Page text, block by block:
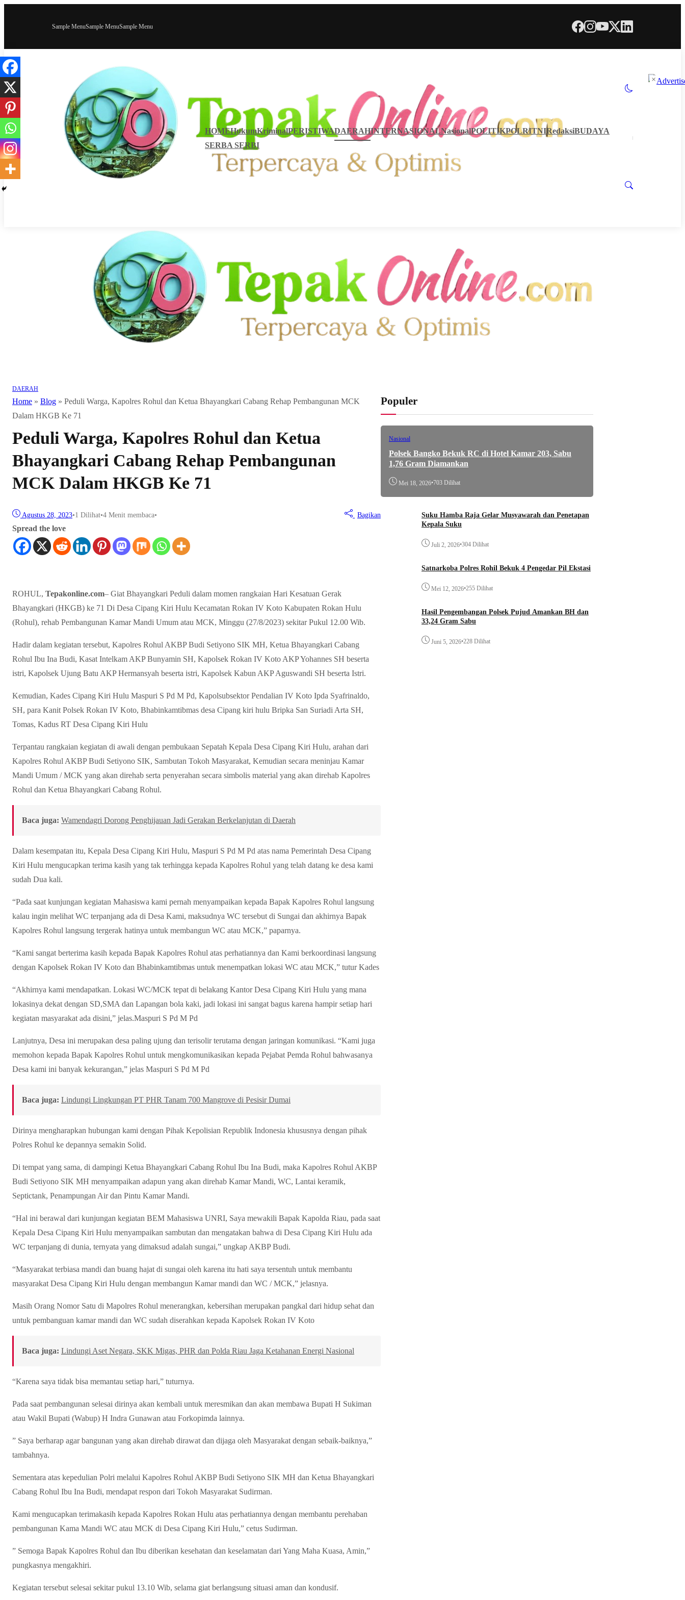
Sample MenuSample MenuSample Menu
HOMEHukumKriminalPERISTIWADAERAHINTERNASIONALNasionalPOLITIKPOLRITNIRedaksiBUDAYA
SERBA SERBI
DAERAH
Home » Blog » Peduli Warga, Kapolres Rohul dan Ketua Bhayangkari Cabang Rehap Pembangunan MCK
Dalam HKGB Ke 71
Peduli Warga, Kapolres Rohul dan Ketua
Bhayangkari Cabang Rehap Pembangunan
MCK Dalam HKGB Ke 71
Agustus 28, 2023•1 Dilihat•4 Menit membaca• Bagikan
Spread the love
ROHUL, Tepakonline.com– Giat Bhayangkari Peduli dalam momen rangkaian Hari Kesatuan Gerak
Bhayangkari (HKGB) ke 71 Di Desa Cipang Kiri Hulu Kecamatan Rokan IV Koto Kabupaten Rokan Hulu
(Rohul), rehab Pembangunan Kamar Mandi Umum atau MCK, Minggu (27/8/2023) sekitar Pukul 12.00 Wib.
Hadir dalam kegiatan tersebut, Kapolres Rohul AKBP Budi Setiyono SIK MH, Ketua Bhayangkari Cabang
Rohul Ibu Ina Budi, Kasat Intelkam AKP Bunyamin SH, Kapolsek Rokan IV Koto AKP Yohannes SH beserta
istri, Kapolsek Ujung Batu AKP Hermansyah beserta istri, Kapolsek Kabun AKP Aguswandi SH beserta Istri.
Kemudian, Kades Cipang Kiri Hulu Maspuri S Pd M Pd, Kapolsubsektor Pendalian IV Koto Ipda Syafrinaldo,
SH, para Kanit Polsek Rokan IV Koto, Bhabinkamtibmas desa Cipang kiri hulu Bripka San Suriadi Arta SH,
Tomas, Kadus RT Desa Cipang Kiri Hulu
Terpantau rangkaian kegiatan di awali dengan pembukaan Sepatah Kepala Desa Cipang Kiri Hulu, arahan dari
Kapolres Rohul AKBP Budi Setiyono SIK, Sambutan Tokoh Masyarakat, Kemudian secara meninjau Kamar
Mandi Umum / MCK yang akan direhab serta penyerahan secara simbolis material yang akan direhab Kapolres
Rohul dan Ketua Bhayangkari Cabang Rohul.
Baca juga: Wamendagri Dorong Penghijauan Jadi Gerakan Berkelanjutan di Daerah
Dalam kesempatan itu, Kepala Desa Cipang Kiri Hulu, Maspuri S Pd M Pd atas nama Pemerintah Desa Cipang
Kiri Hulu mengucapkan terima kasih yang tak terhingga kepada Kapolres Rohul yang telah datang ke desa kami
sudah Dua kali.
“Pada saat kunjungan kegiatan Mahasiswa kami pernah menyampaikan kepada Bapak Kapolres Rohul langsung
kalau ingin melihat WC terpanjang ada di Desa Kami, maksudnya WC tersebut di Sungai dan akhirnya Bapak
Kapolres Rohul langsung tergerak hatinya untuk membangun WC atau MCK,” paparnya.
“Kami sangat berterima kasih kepada Bapak Kapolres Rohul atas perhatiannya dan Kami berkoordinasi langsung
dengan Kapolsek Rokan IV Koto dan Bhabinkamtibmas untuk menempatkan lokasi WC atau MCK,” tutur Kades
“Akhirnya kami mendapatkan. Lokasi WC/MCK tepat di belakang Kantor Desa Cipang Kiri Hulu yang mana
lokasinya dekat dengan SD,SMA dan Lapangan bola kaki, jadi lokasi ini sangat bagus karena hampir setiap hari
kegiatan masyarakat ada disini,” jelas.Maspuri S Pd M Pd
Lanjutnya, Desa ini merupakan desa paling ujung dan terisolir terutama dengan jaringan komunikasi. “Kami juga
memohon kepada Bapak Kapolres Rohul untuk mengkomunikasikan kepada Pejabat Pemda Rohul bahwasanya
Desa kami ini banyak kekurangan,” jelas Maspuri S Pd M Pd
Baca juga: Lindungi Lingkungan PT PHR Tanam 700 Mangrove di Pesisir Dumai
Dirinya mengharapkan hubungan kami dengan Pihak Kepolisian Republik Indonesia khususnya dengan pihak
Polres Rohul ke depannya semakin Solid.
Di tempat yang sama, di dampingi Ketua Bhayangkari Cabang Rohul Ibu Ina Budi, maka Kapolres Rohul AKBP
Budi Setiyono SIK MH menyampaikan adapun yang akan direhab Kamar Mandi, WC, Lantai keramik,
Septictank, Penampungan Air dan Pintu Kamar Mandi.
“Hal ini berawal dari kunjungan kegiatan BEM Mahasiswa UNRI, Saya mewakili Bapak Kapolda Riau, pada saat
Kepala Desa Cipang Kiri Hulu menyampaikan sambutan dan mengatakan bahwa di Desa Cipang Kiri Hulu ada
WC terpanjang di dunia, ternyata yang dimaksud adalah sungai,” ungkap AKBP Budi.
“Masyarakat terbiasa mandi dan buang hajat di sungai oleh karena itu hati saya tersentuh untuk membantu
masyarakat Desa Cipang Kiri Hulu dengan membangun Kamar mandi dan WC / MCK,” jelasnya.
Masih Orang Nomor Satu di Mapolres Rohul menerangkan, kebersihan merupakan pangkal dari hidup sehat dan
untuk pembanguan kamar mandi dan WC sudah diserahkan kepada Kapolsek Rokan IV Koto
Baca juga: Lindungi Aset Negara, SKK Migas, PHR dan Polda Riau Jaga Ketahanan Energi Nasional
“Karena saya tidak bisa memantau setiap hari,” tuturnya.
Pada saat pembangunan selesai dirinya akan kembali untuk meresmikan dan akan membawa Bupati H Sukiman
atau Wakil Bupati (Wabup) H Indra Gunawan atau Forkopimda lainnya.
” Saya berharap agar bangunan yang akan direhab dirawat dan dijaga oleh Masyarakat dengan sebaik-baiknya,”
tambahnya.
Sementara atas kepedulian Polri melalui Kapolres Rohul AKBP Budi Setiyono SIK MH dan Ketua Bhayangkari
Cabang Rohul Ibu Ina Budi, mendapat respon dari Tokoh Masyarakat Sudirman.
Kami mengucapkan terimakasih kepada Kapolres Rokan Hulu atas perhatiannya dengan membantu perehaban
pembangunan Kama Mandi WC atau MCK di Desa Cipang Kiri Hulu,” cetus Sudirman.
” Semoga Bapak Kapolres Rohul dan Ibu diberikan kesehatan dan keselamatan dari Yang Maha Kuasa, Amin,”
pungkasnya mengakhiri.
Kegiatan tersebut selesai sekitar pukul 13.10 Wib, selama giat berlangsung situasi aman dan kondusif.
Populer
Nasional
Polsek Bangko Bekuk RC di Hotel Kamar 203, Sabu
1,76 Gram Diamankan
Mei 18, 2026•703 Dilihat
Suku Hamba Raja Gelar Musyawarah dan Penetapan
Kepala Suku
Juli 2, 2026•304 Dilihat
Satnarkoba Polres Rohil Bekuk 4 Pengedar Pil Ekstasi
Mei 12, 2026•255 Dilihat
Hasil Pengembangan Polsek Pujud Amankan BH dan
33,24 Gram Sabu
Juni 5, 2026•228 Dilihat
×